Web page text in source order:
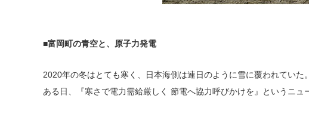
■富岡町の青空と、原子力発電
2020年の冬はとても寒く、日本海側は連日のように雪に覆われていた。
ある日、『寒さで電力需給厳しく 節電へ協力呼びかけを』というニ